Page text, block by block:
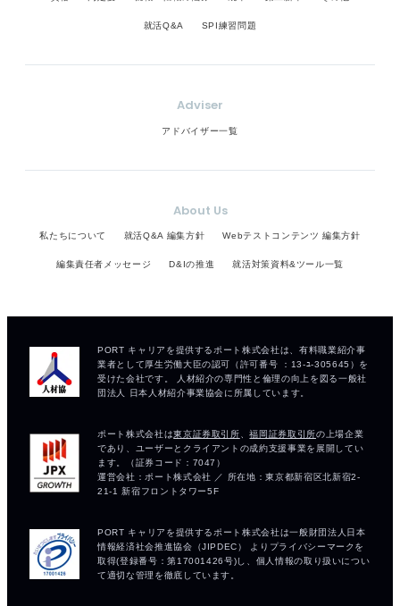
就活Q&A SPI練習問題
Adviser
アドバイザー一覧
About Us
私たちについて 就活Q&A 編集方針 Webテストコンテンツ 編集方針
編集責任者メッセージ D&Iの推進 就活対策資料&ツール一覧